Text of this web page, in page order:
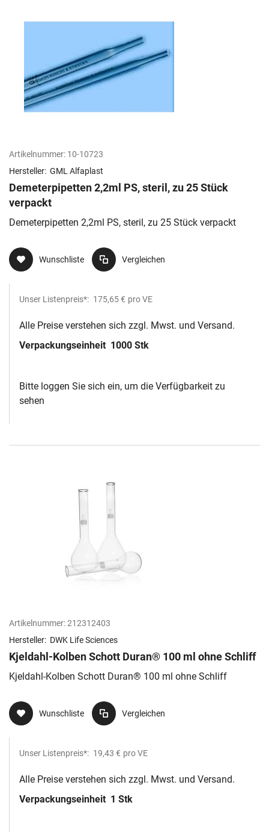
Artikelnummer: 10-10723
Hersteller: GML Alfaplast
Demeterpipetten 2,2ml PS, steril, zu 25 Stück
verpackt
Demeterpipetten 2,2ml PS, steril, zu 25 Stück verpackt
Wunschliste Vergleichen
Unser Listenpreis*: 175,65 € pro VE
Alle Preise verstehen sich zzgl. Mwst. und Versand.
Verpackungseinheit 1000 Stk
Bitte loggen Sie sich ein, um die Verfügbarkeit zu
sehen
Artikelnummer:212312403
Hersteller: DWK Life Sciences
Kjeldahl-Kolben Schott Duran® 100 ml ohne Schliff
Kjeldahl-Kolben Schott Duran® 100 ml ohne Schliff
Wunschliste Vergleichen
Unser Listenpreis*: 19,43 € pro VE
Alle Preise verstehen sich zzgl. Mwst. und Versand.
Verpackungseinheit 1 Stk